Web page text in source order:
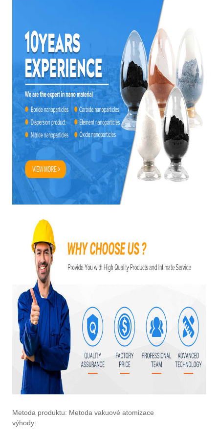
Metoda produktu: Metoda vakuové atomizace
výhody: